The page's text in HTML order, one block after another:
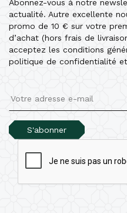
Abonnez-vous à notre
actualité. Autre excellente
promo de 10 € sur votre
d’achat (hors frais de
acceptez les conditions
politique de confidentialité
S'abonner